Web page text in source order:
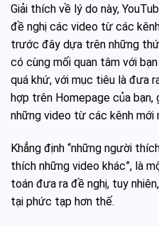
Giải thích về lý do này,
đề nghị các video từ các
trước đây dựa trên những
có cùng mối quan tâm với
quá khứ, với mục tiêu là đưa
hợp trên Homepage của bạn,
những video từ các kênh mới
Khẳng định “những người
thích những video khác”, là
toán đưa ra đề nghị, tuy
tại phức tạp hơn thế.